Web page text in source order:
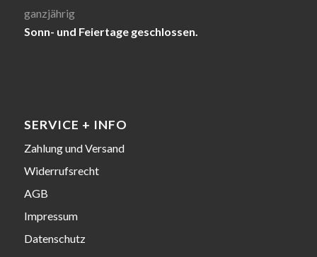
ganzjährig
Sonn- und Feiertage geschlossen.
SERVICE + INFO
Zahlung und Versand
Widerrufsrecht
AGB
Impressum
Datenschutz